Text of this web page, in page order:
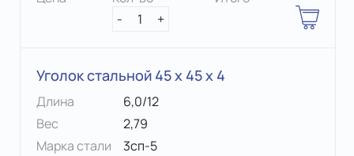
-
1 +
Уголок стальной 45 х 45 x 4
Длина
6,0/12
Вес
2,79
Марка стали
3сп-5